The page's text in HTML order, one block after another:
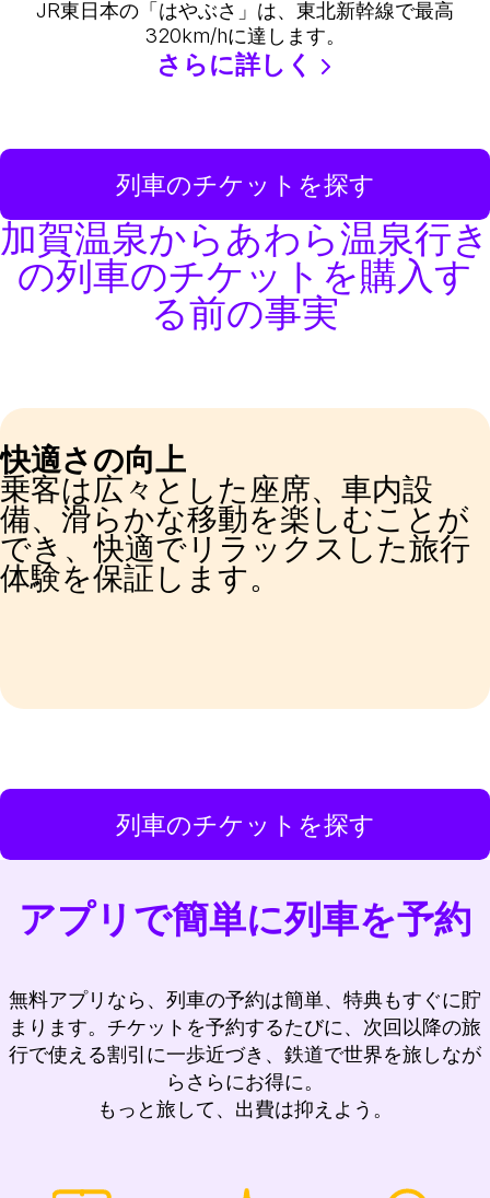
JR東日本の「はやぶさ」は、東北新幹線で最高
320km/hに達します。
さらに詳しく
列車のチケットを探す
加賀温泉からあわら温泉行き
の列車のチケットを購入す
る前の事実
快適さの向上
乗客は広々とした座席、車内設
備、滑らかな移動を楽しむことが
でき、快適でリラックスした旅行
体験を保証します。
列車のチケットを探す
アプリで簡単に列車を予約
無料アプリなら、列車の予約は簡単、特典もすぐに貯
まります。チケットを予約するたびに、次回以降の旅
行で使える割引に一歩近づき、鉄道で世界を旅しなが
らさらにお得に。
もっと旅して、出費は抑えよう。